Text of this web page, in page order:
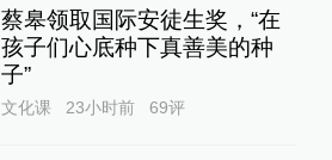
蔡皋领取国际安徒生奖，“在
孩子们心底种下真善美的种
子”
文化课 23小时前 69评